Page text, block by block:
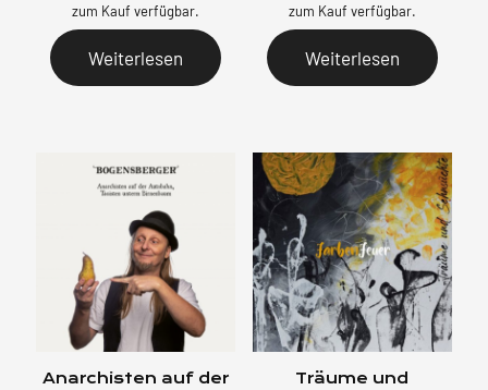
zum Kauf verfügbar.
Weiterlesen
zum Kauf verfügbar.
Weiterlesen
Anarchisten auf der
Träume und